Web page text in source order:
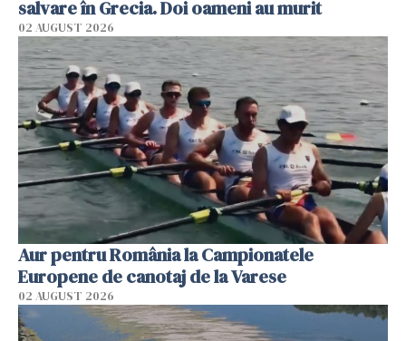
salvare în Grecia. Doi oameni au murit
02 AUGUST 2026
Aur pentru România la Campionatele
Europene de canotaj de la Varese
02 AUGUST 2026